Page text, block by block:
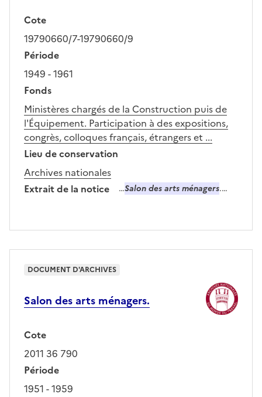
Cote
19790660/7-19790660/9
Période
1949 - 1961
Fonds
Ministères chargés de la Construction puis de
l'Équipement. Participation à des expositions,
congrès, colloques français, étrangers et ...
Lieu de conservation
Archives nationales
Extrait de la notice
…Salon des arts ménagers.…
Salon des arts ménagers.
Cote
2011 36 790
Période
1951 - 1959
DOCUMENT D'ARCHIVES